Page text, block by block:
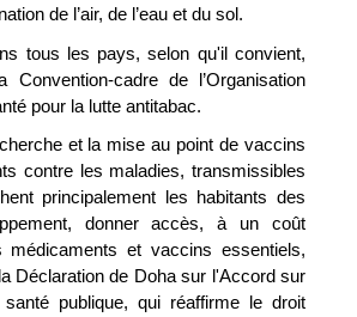
de l’air, de l’eau et du sol.
tous les pays, selon qu'il convient,
Convention-cadre de l’Organisation
pour la lutte antitabac.
et la mise au point de vaccins
contre les maladies, transmissibles
principalement les habitants des
donner accès, à un coût
médicaments et vaccins essentiels,
Déclaration de Doha sur l'Accord sur
publique, qui réaffirme le droit